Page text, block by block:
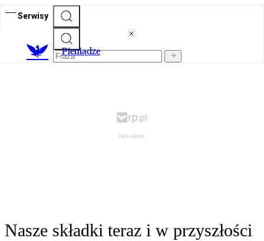
Serwisy
Pieniądze
Nasze składki teraz i w przyszłości